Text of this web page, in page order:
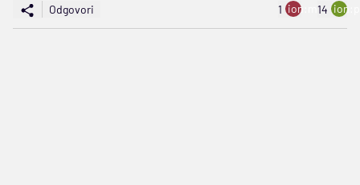
Odgovori 1 ion:minus
14